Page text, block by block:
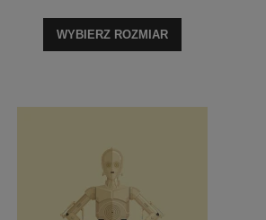
WYBIERZ ROZMIAR